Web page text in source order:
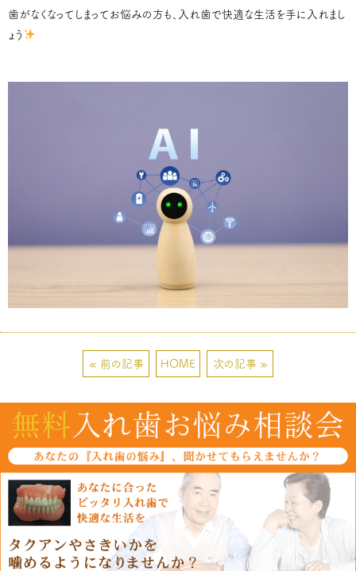
歯がなくなってしまってお悩みの方も、入れ歯で快適な生活を手に入れまし
ょう
« 前の記事 HOME 次の記事 »